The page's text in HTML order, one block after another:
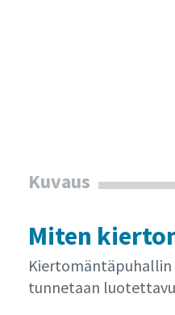
Kuvaus
Miten
tunnetaan